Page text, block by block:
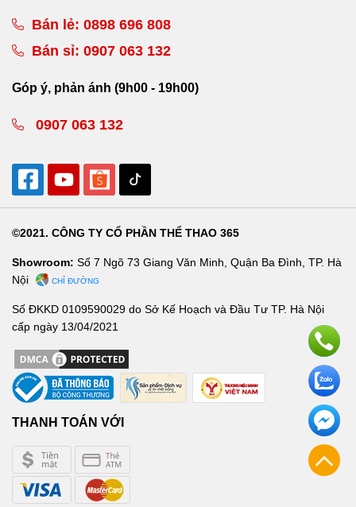
Bán lẻ: 0898 696 808
Bán sỉ: 0907 063 132
Góp ý, phản ánh (9h00 - 19h00)
0907 063 132
©2021. CÔNG TY CỔ PHẦN THỂ THAO 365
Showroom: Số 7 Ngõ 73 Giang Văn Minh, Quận Ba Đình, TP. Hà
Nội
CHỈ ĐƯỜNG
Số ĐKKD 0109590029 do Sở Kế Hoạch và Đầu Tư TP. Hà Nội
cấp ngày 13/04/2021
THANH TOÁN VỚI